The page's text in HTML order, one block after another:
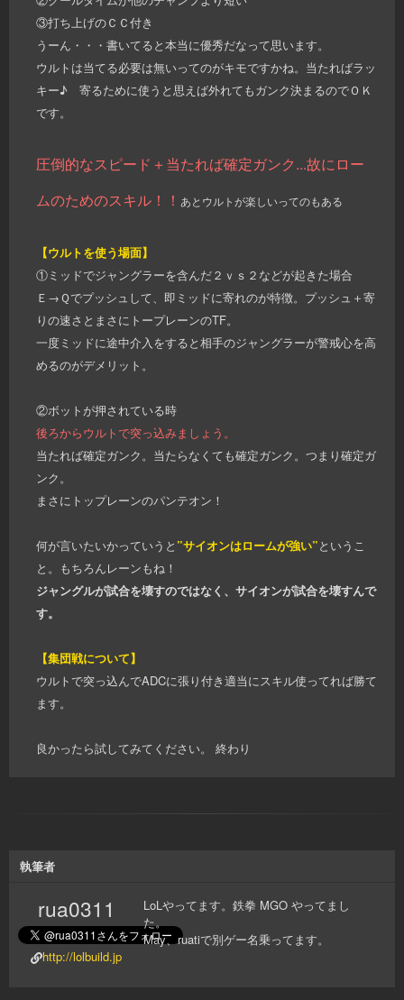
③打ち上げのＣＣ付き
うーん・・・書いてると本当に優秀だなって思います。
ウルトは当てる必要は無いってのがキモですかね。当たればラッ
キー♪ 寄るために使うと思えば外れてもガンク決まるのでＯＫ
です。
圧倒的なスピード＋当たれば確定ガンク...故にロー
ムのためのスキル！！ あとウルトが楽しいってのもある
【ウルトを使う場面】
①ミッドでジャングラーを含んだ２ｖｓ２などが起きた場合
Ｅ→Ｑでプッシュして、即ミッドに寄れのが特徴。プッシュ＋寄
りの速さとまさにトープレーンのTF。
一度ミッドに途中介入をすると相手のジャングラーが警戒心を高
めるのがデメリット。
②ボットが押されている時
後ろからウルトで突っ込みましょう。
当たれば確定ガンク。当たらなくても確定ガンク。つまり確定ガ
ンク。
まさにトップレーンのパンテオン！
何が言いたいかっていうと ”サイオンはロームが強い”というこ
と。もちろんレーンもね！
ジャングルが試合を壊すのではなく、サイオンが試合を壊すんで
す。
【集団戦について】
ウルトで突っ込んでADCに張り付き適当にスキル使ってれば勝て
ます。
良かったら試してみてください。 終わり
執筆者
rua0311
http://lolbuild.jp
LoLやってます。鉄拳 MGO やってまし
た。
May、ruatiで別ゲー名乗ってます。